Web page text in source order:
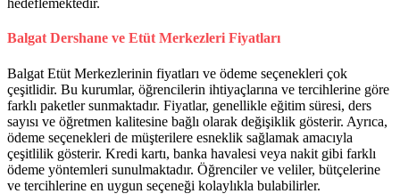
hedeflemektedir.
Balgat Dershane ve Etüt Merkezleri Fiyatları
Balgat Etüt Merkezlerinin fiyatları ve ödeme seçenekleri çok
çeşitlidir. Bu kurumlar, öğrencilerin ihtiyaçlarına ve tercihlerine göre
farklı paketler sunmaktadır. Fiyatlar, genellikle eğitim süresi, ders
sayısı ve öğretmen kalitesine bağlı olarak değişiklik gösterir. Ayrıca,
ödeme seçenekleri de müşterilere esneklik sağlamak amacıyla
çeşitlilik gösterir. Kredi kartı, banka havalesi veya nakit gibi farklı
ödeme yöntemleri sunulmaktadır. Öğrenciler ve veliler, bütçelerine
ve tercihlerine en uygun seçeneği kolaylıkla bulabilirler.